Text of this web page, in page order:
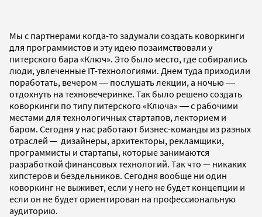
Мы с партнерами когда-то задумали создать коворкинги
для программистов и эту идею позаимствовали у
питерского бара «Ключ». Это было место, где собирались
люди, увлеченные IT-технологиями. Днем туда приходили
поработать, вечером ― послушать лекции, а ночью ―
отдохнуть на техновечеринке. Так было решено создать
коворкинги по типу питерского «Ключа» ― с рабочими
местами для технологичных стартапов, лекторием и
баром. Сегодня у нас работают бизнес-команды из разных
отраслей — дизайнеры, архитекторы, рекламщики,
программисты и стартапы, которые занимаются
разработкой финансовых технологий. Так что — никаких
хипстеров и бездельников. Сегодня вообще ни один
коворкинг не выживет, если у него не будет концепции и
если он не будет ориентирован на профессиональную
аудиторию.